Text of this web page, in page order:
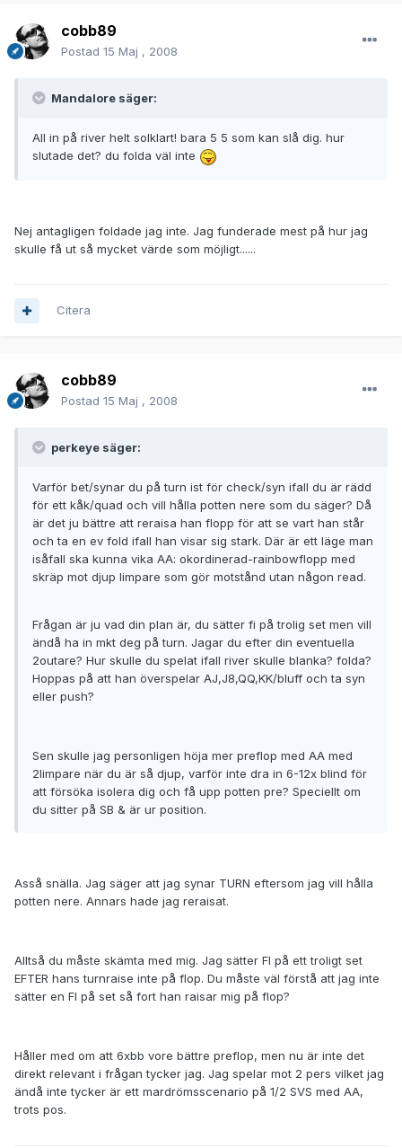
cobb89
Postad 15 Maj , 2008
Mandalore säger:
All in på river helt solklart! bara 5 5 som kan slå dig. hur
slutade det? du folda väl inte
Nej antagligen foldade jag inte. Jag funderade mest på hur jag
skulle få ut så mycket värde som möjligt......
Citera
cobb89
Postad 15 Maj , 2008
perkeye säger:
Varför bet/synar du på turn ist för check/syn ifall du är rädd
för ett kåk/quad och vill hålla potten nere som du säger? Då
är det ju bättre att reraisa han flopp för att se vart han står
och ta en ev fold ifall han visar sig stark. Där är ett läge man
isåfall ska kunna vika AA: okordinerad-rainbowflopp med
skräp mot djup limpare som gör motstånd utan någon read.
Frågan är ju vad din plan är, du sätter fi på trolig set men vill
ändå ha in mkt deg på turn. Jagar du efter din eventuella
2outare? Hur skulle du spelat ifall river skulle blanka? folda?
Hoppas på att han överspelar AJ,J8,QQ,KK/bluff och ta syn
eller push?
Sen skulle jag personligen höja mer preflop med AA med
2limpare när du är så djup, varför inte dra in 6-12x blind för
att försöka isolera dig och få upp potten pre? Speciellt om
du sitter på SB & är ur position.
Asså snälla. Jag säger att jag synar TURN eftersom jag vill hålla
potten nere. Annars hade jag reraisat.
Alltså du måste skämta med mig. Jag sätter FI på ett troligt set
EFTER hans turnraise inte på flop. Du måste väl förstå att jag inte
sätter en FI på set så fort han raisar mig på flop?
Håller med om att 6xbb vore bättre preflop, men nu är inte det
direkt relevant i frågan tycker jag. Jag spelar mot 2 pers vilket jag
ändå inte tycker är ett mardrömsscenario på 1/2 SVS med AA,
trots pos.